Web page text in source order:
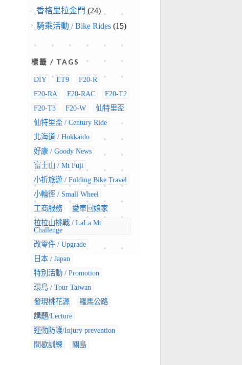
香格里拉金門 (24)
騎乘活動 / Bike Rides (15)
標籤 / TAGS
DIY ET9
F20-R
F20-RA
F20-RAC
F20-T2
F20-T3
F20-W
仙特里盃
仙特里盃 / Century Ride
北海道 / Hokkaido
好康 / Goody News
富士山 / Mt Fuji
小折旅遊 / Folding Bike Travel
小輪徑 / Small Wheel
工商服務
愛車回娘家
拉拉山挑戰 / LaLa Mt
Challenge
改零件 / Upgrade
日本 / Japan
特別活動 / Promotion
環島 / Tour Taiwan
發現桃花源
羅馬公路
講題/Lecture
運動防護/Injury prevention
間歇訓練
關島